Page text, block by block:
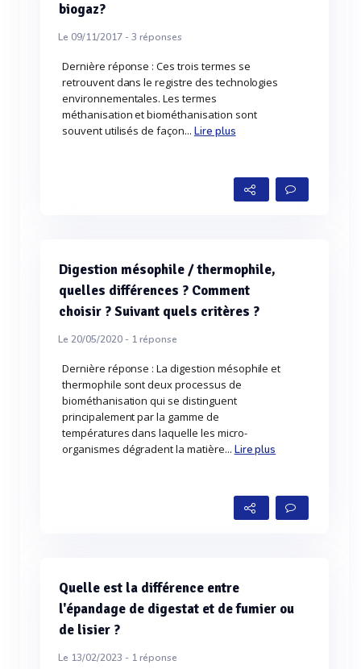
biogaz?
Le 09/11/2017 -3 réponses
Dernière réponse : Ces trois termes se
retrouvent dans le registre des technologies
environnementales. Les termes
méthanisation et biométhanisation sont
souvent utilisés de façon... Lire plus
Digestion mésophile / thermophile,
quelles différences ? Comment
choisir ? Suivant quels critères ?
Le 20/05/2020 - 1réponse
Dernière réponse : La digestion mésophile et
thermophile sont deux processus de
biométhanisation qui se distinguent
principalement par la gamme de
températures dans laquelle les micro-
organismes dégradent la matière... Lire plus
Quelle est la différence entre
l'épandage de digestat et de fumier ou
de lisier ?
Le 13/02/2023 - 1réponse